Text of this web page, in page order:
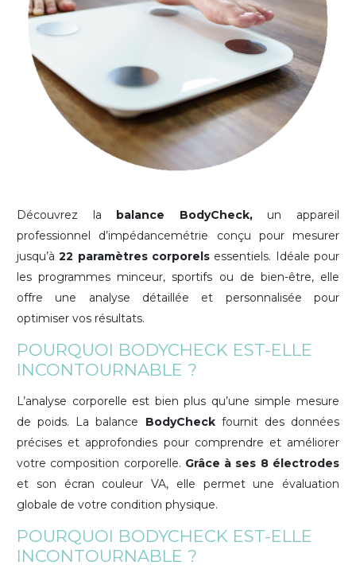
Découvrez la balance BodyCheck,un appareil
professionnel d’impédancemétrie conçu pour mesurer
jusqu’à22 paramètres corporels essentiels. Idéale pour
les programmes minceur, sportifs ou de bien-être, elle
offre une analyse détaillée et personnalisée pour
optimiser vos résultats.
POURQUOI BODYCHECK EST-ELLE
INCONTOURNABLE ?
L’analyse corporelle est bien plus qu’une simple mesure
de poids. La balance BodyCheckfournit des données
précises et approfondies pour comprendre et améliorer
votre composition corporelle. Grâce à ses 8 électrodes
et son écran couleur VA, elle permet une évaluation
globale de votre condition physique.
POURQUOI BODYCHECK EST-ELLE
INCONTOURNABLE ?